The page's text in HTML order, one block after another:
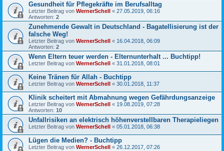
Gesundheit für Pflegekräfte im Berufsalltag
Letzter Beitrag von WernerSchell « 27.05.2019, 06:16
Antworten: 2
Zunehmende Gewalt in Deutschland - Bagatellisierung ist der
falsche Weg!
Letzter Beitrag von WernerSchell « 16.04.2018, 06:09
Antworten: 2
Wenn Eltern teuer werden - Elternunterhalt ... Buchtipp!
Letzter Beitrag von WernerSchell « 31.01.2018, 08:01
Keine Tränen für Allah - Buchtipp
Letzter Beitrag von WernerSchell « 30.01.2018, 11:37
Klinik scheitert mit Abmahnung wegen Gefährdungsanzeige
Letzter Beitrag von WernerSchell « 19.08.2019, 07:28
Antworten: 10
Unfallrisiken an elektrisch höhenverstellbaren Therapieliegen
Letzter Beitrag von WernerSchell « 05.01.2018, 06:38
Lügen die Medien? - Buchtipp
Letzter Beitrag von WernerSchell « 26.12.2017, 07:26